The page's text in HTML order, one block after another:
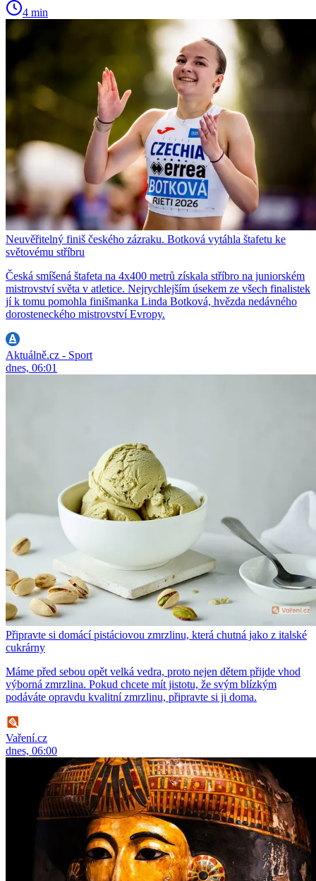
4 min
Neuvěřitelný finiš českého zázraku. Botková vytáhla štafetu ke
světovému stříbru
Česká smíšená štafeta na 4x400 metrů získala stříbro na juniorském
mistrovství světa v atletice. Nejrychlejším úsekem ze všech finalistek
jí k tomu pomohla finišmanka Linda Botková, hvězda nedávného
dorosteneckého mistrovství Evropy.
Aktuálně.cz - Sport
dnes, 06:01
Připravte si domácí pistáciovou zmrzlinu, která chutná jako z italské
cukrárny
Máme před sebou opět velká vedra, proto nejen dětem přijde vhod
výborná zmrzlina. Pokud chcete mít jistotu, že svým blízkým
podáváte opravdu kvalitní zmrzlinu, připravte si ji doma.
Vaření.cz
dnes, 06:00